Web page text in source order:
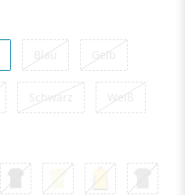
Blau Gelb
Schwarz Weiß